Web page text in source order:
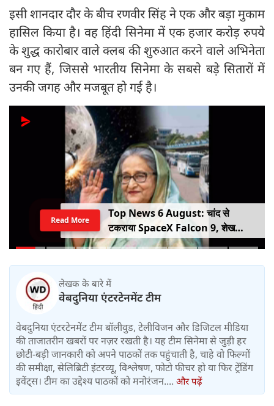
इसी शानदार दौर के बीच रणवीर सिंह ने एक और बड़ा मुकाम
हासिल किया है। वह हिंदी सिनेमा में एक हजार करोड़ रुपये
के शुद्ध कारोबार वाले क्लब की शुरुआत करने वाले अभिनेता
बन गए हैं, जिससे भारतीय सिनेमा के सबसे बड़े सितारों में
उनकी जगह और मजबूत हो गई है।
Top News 6 August: चांद से
टकराया SpaceX Falcon 9, शेख
हसीना की घर वापसी का ऐलान, MP में बस
Read More
लेखक के बारे में
वेबदुनिया एंटरटेनमेंट टीम
वेबदुनिया एंटरटेनमेंट टीम बॉलीवुड, टेलीविजन और डिजिटल मीडिया
की ताजातरीन खबरों पर नज़र रखती है। यह टीम सिनेमा से जुड़ी हर
छोटी-बड़ी जानकारी को अपने पाठकों तक पहुंचाती है, चाहे वो फिल्मों
की समीक्षा, सेलिब्रिटी इंटरव्यू, विश्लेषण, फोटो फीचर हो या फिर ट्रेंडिंग
इवेंट्स। टीम का उद्देश्य पाठकों को मनोरंजन.... और पढ़ें